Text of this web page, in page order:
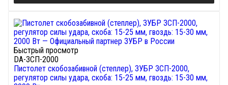
Быстрый просмотр
DA-ЗСП-2000
Пистолет скобозабивной (степлер), ЗУБР ЗСП-2000,
регулятор силы удара, скоба: 15-25 мм, гвоздь: 15-30 мм,